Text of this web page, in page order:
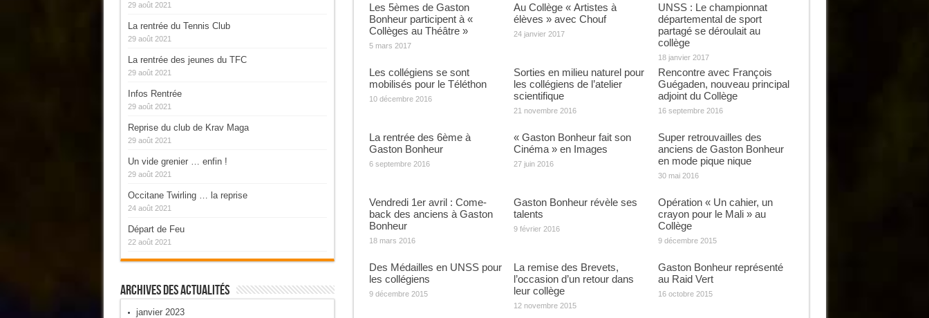
Les 5èmes de Gaston
Bonheur participent à «
Collèges au Théâtre »
5 mars 2017
Au Collège « Artistes à
élèves » avec Chouf
24 janvier 2017
UNSS : Le championnat
départemental de sport
partagé se déroulait au
collège
18 janvier 2017
Les collégiens se sont
mobilisés pour le Téléthon
10 décembre 2016
Sorties en milieu naturel pour
les collégiens de l’atelier
scientifique
21 novembre 2016
Rencontre avec François
Guégaden, nouveau principal
adjoint du Collège
16 septembre 2016
La rentrée des 6ème à
Gaston Bonheur
6 septembre 2016
« Gaston Bonheur fait son
Cinéma » en Images
27 juin 2016
Super retrouvailles des
anciens de Gaston Bonheur
en mode pique nique
30 mai 2016
Vendredi 1er avril : Come-
back des anciens à Gaston
Bonheur
18 mars 2016
Gaston Bonheur révèle ses
talents
9 février 2016
Opération « Un cahier, un
crayon pour le Mali » au
Collège
9 décembre 2015
Des Médailles en UNSS pour
les collégiens
9 décembre 2015
La remise des Brevets,
l’occasion d’un retour dans
leur collège
12 novembre 2015
Gaston Bonheur représenté
au Raid Vert
16 octobre 2015
29 août 2021
La rentrée du Tennis Club
29 août 2021
La rentrée des jeunes du TFC
29 août 2021
Infos Rentrée
29 août 2021
Reprise du club de Krav Maga
29 août 2021
Un vide grenier … enfin !
29 août 2021
Occitane Twirling … la reprise
24 août 2021
Départ de Feu
22 août 2021
Archives Des Actualités
janvier 2023